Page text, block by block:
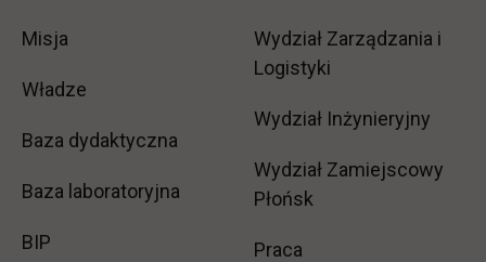
Misja
Władze
Baza dydaktyczna
Baza laboratoryjna
BIP link otwiera się w nowej karcie
Wydział Zarządzania i
Logistyki
Wydział Inżynieryjny
Wydział Zamiejscowy
Płońsk
Praca